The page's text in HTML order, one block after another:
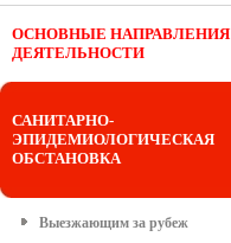
ОСНОВНЫЕ НАПРАВЛЕНИЯ
ДЕЯТЕЛЬНОСТИ
САНИТАРНО-
ЭПИДЕМИОЛОГИЧЕСКАЯ
ОБСТАНОВКА
Выезжающим за рубеж